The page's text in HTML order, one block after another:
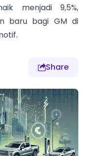
menjadi 9,5%,
baru bagi GM di
Share